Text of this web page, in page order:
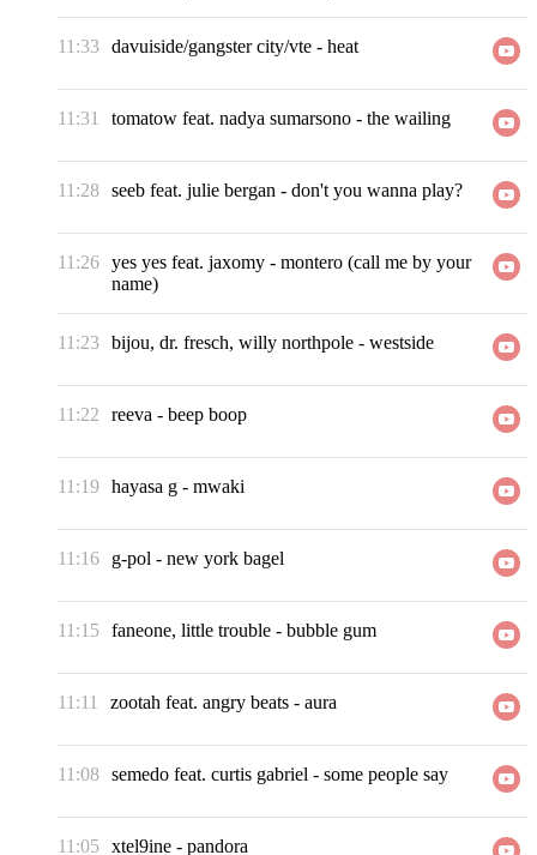
11:33 davuiside/gangster city/vte - heat
11:31 tomatow feat. nadya sumarsono - the wailing
11:28 seeb feat. julie bergan - don't you wanna play?
11:26 yes yes feat. jaxomy - montero (call me by your
name)
11:23 bijou, dr. fresch, willy northpole - westside
11:22 reeva - beep boop
11:19 hayasa g - mwaki
11:16 g-pol - new york bagel
11:15 faneone, little trouble - bubble gum
11:11 zootah feat. angry beats - aura
11:08 semedo feat. curtis gabriel - some people say
11:05 xtel9ine - pandora